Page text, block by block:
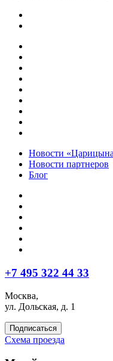
Новости
Новости партнеров
Блог
+7 495 322 44 33
Москва,
ул. Дольская, д. 1
Подписаться
Схема проезда